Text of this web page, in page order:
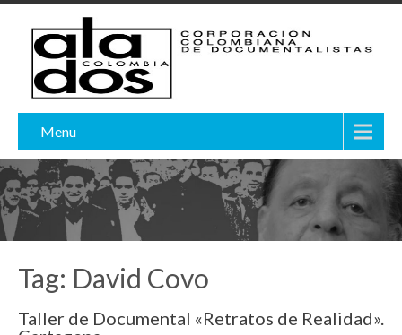
Menu
Tag: David Covo
Taller de Documental «Retratos de Realidad».